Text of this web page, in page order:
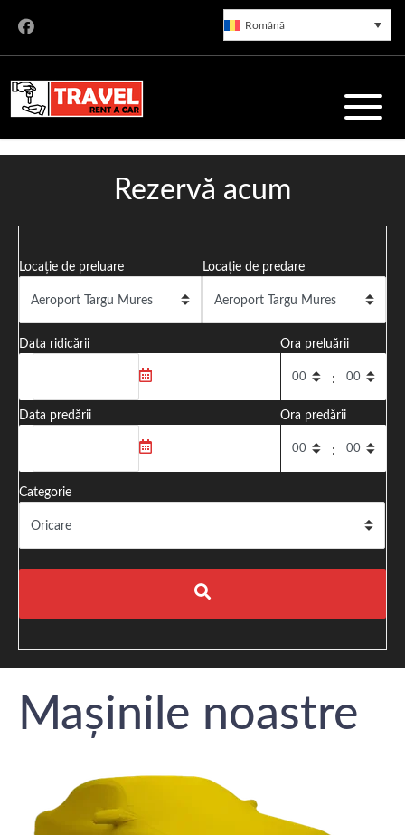
Română
Rent a Car Târgu Mureș
flotă modernă și prețuri corecte. Preluare rapidă din
Rezervă acum
Locație de preluare Locație de predare
Data ridicării Ora preluării
:
Data predării Ora predării
:
Categorie
Mașinile noastre